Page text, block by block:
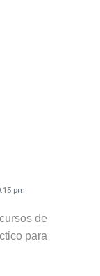
pm
de
para